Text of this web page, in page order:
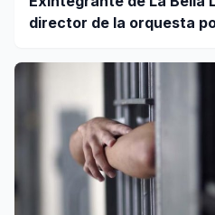
director de la orquesta